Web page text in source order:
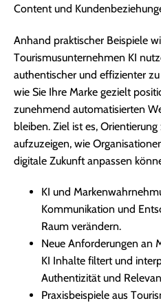
Content und
Anhand praktischer Beispiele
Tourismusunternehmen KI
authentischer und effizienter
wie Sie Ihre Marke gezielt
zunehmend automatisierten
bleiben. Ziel ist es,
aufzuzeigen, wie
digitale Zukunft anpassen
KI und
Kommunikation und
Raum verändern.
Neue Anforderungen an
KI Inhalte filtert und
Authentizität und
Praxisbeispiele aus